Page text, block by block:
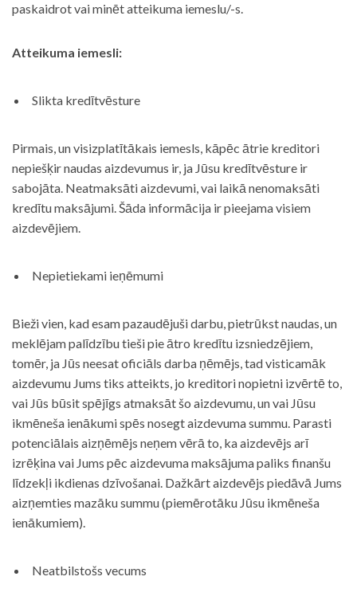
paskaidrot vai minēt atteikuma iemeslu/-s.
Atteikuma iemesli:
Slikta kredītvēsture
Pirmais, un visizplatītākais iemesls, kāpēc ātrie kreditori
nepiešķir naudas aizdevumus ir, ja Jūsu kredītvēsture ir
sabojāta. Neatmaksāti aizdevumi, vai laikā nenomaksāti
kredītu maksājumi. Šāda informācija ir pieejama visiem
aizdevējiem.
Nepietiekami ieņēmumi
Bieži vien, kad esam pazaudējuši darbu, pietrūkst naudas, un
meklējam palīdzību tieši pie ātro kredītu izsniedzējiem,
tomēr, ja Jūs neesat oficiāls darba ņēmējs, tad visticamāk
aizdevumu Jums tiks atteikts, jo kreditori nopietni izvērtē to,
vai Jūs būsit spējīgs atmaksāt šo aizdevumu, un vai Jūsu
ikmēneša ienākumi spēs nosegt aizdevuma summu. Parasti
potenciālais aizņēmējs neņem vērā to, ka aizdevējs arī
izrēķina vai Jums pēc aizdevuma maksājuma paliks finanšu
līdzekļi ikdienas dzīvošanai. Dažkārt aizdevējs piedāvā Jums
aizņemties mazāku summu (piemērotāku Jūsu ikmēneša
ienākumiem).
Neatbilstošs vecums